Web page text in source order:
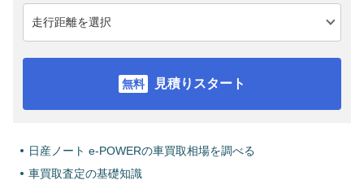
見積りスタート
日産ノート e-POWERの車買取相場を調べる
車買取査定の基礎知識